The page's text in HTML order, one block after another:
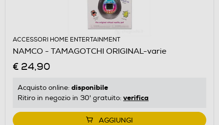
ACCESSORI HOME ENTERTAINMENT
NAMCO - TAMAGOTCHI ORIGINAL-varie
€ 24,90
Acquisto online: disponibile
Ritiro in negozio in 30' gratuito: verifica
AGGIUNGI